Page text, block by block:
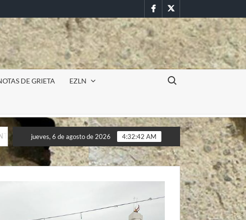
FacebookTwitter
DE GRIETA EZLN
Buscar:
Incursión militar en la UAEM (Morelos) durante paro
Incursión militar en la UAEM (Morelos) durante paro
jueves, 6 de agosto de 2026 4:32:44 AM